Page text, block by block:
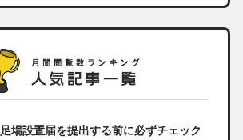
足場設置届を提出する前に必ずチェック